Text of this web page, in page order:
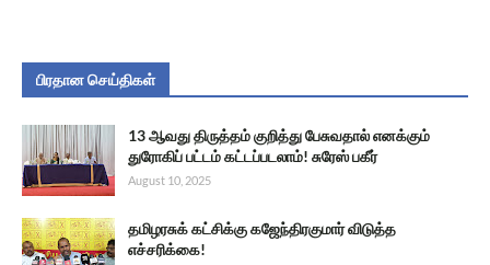
பிரதான செய்திகள்
13 ஆவது திருத்தம் குறித்து பேசுவதால் எனக்கும்
துரோகிப் பட்டம் கட்டப்படலாம்! சுரேஸ் பகீர்
August 10, 2025
தமிழரசுக் கட்சிக்கு கஜேந்திரகுமார் விடுத்த
எச்சரிக்கை!